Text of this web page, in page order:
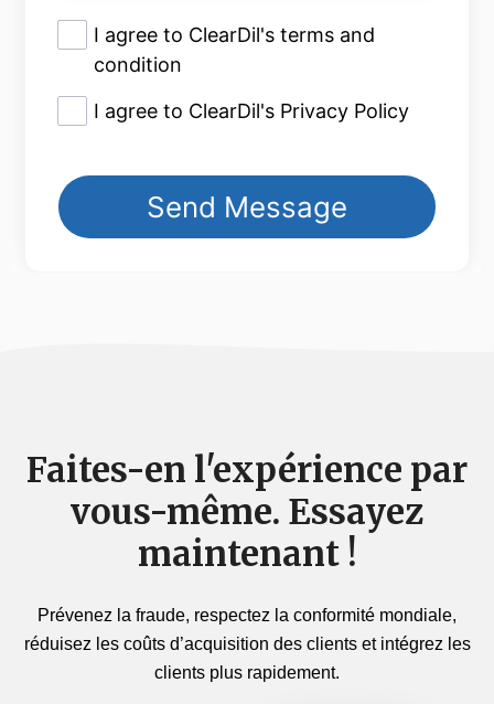
Faites-en l'expérience par
vous-même. Essayez
maintenant !
Prévenez la fraude, respectez la conformité mondiale,
réduisez les coûts d’acquisition des clients et intégrez les
clients plus rapidement.